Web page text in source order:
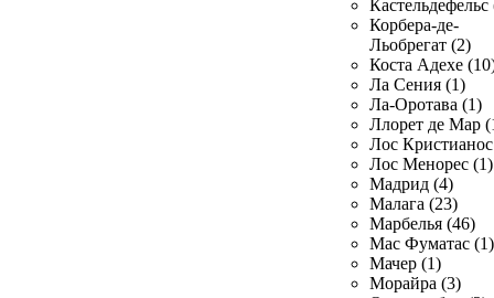
Кастельдефельс
Корбера-де-
Льобрегат (2)
Коста Адехе
Ла Сения (1)
Ла-Оротава (1)
Ллорет де Мар
Лос
Лос Менорес (1)
Мадрид (4)
Малага (23)
Марбелья (46)
Мас Фуматас (1)
Мачер (1)
Морайра (3)